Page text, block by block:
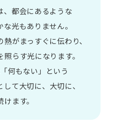
、​都会に​あるような​
な​光も​ありません。​
熱が​まっすぐに​伝わり、
らす光に​なります。
何も​ない」と​いう​
して大切に、​大切に、​
ます。​